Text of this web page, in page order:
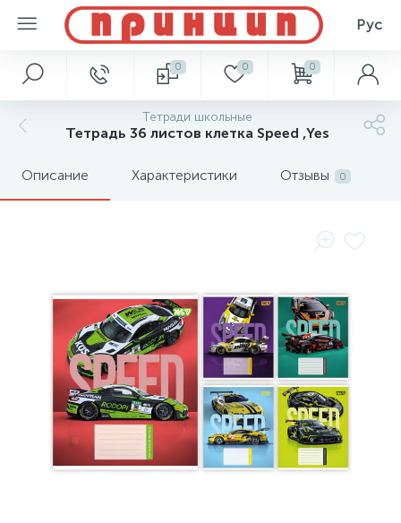
Рус
0 0 0
Тетради школьные
Тетрадь 36 листов клетка Speed ,Yes
Описание Характеристики Отзывы 0